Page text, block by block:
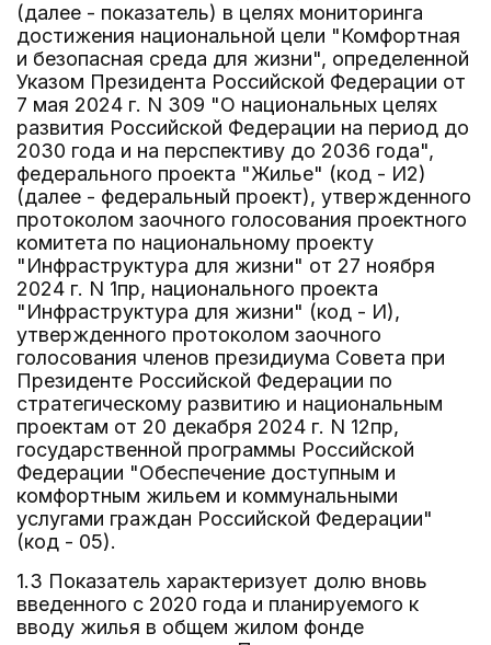
(далее - показатель) в целях мониторинга
достижения национальной цели "Комфортная
и безопасная среда для жизни", определенной
Указом Президента Российской Федерации от
7 мая 2024 г. N 309 "О национальных целях
развития Российской Федерации на период до
2030 года и на перспективу до 2036 года",
федерального проекта "Жилье" (код - И2)
(далее - федеральный проект), утвержденного
протоколом заочного голосования проектного
комитета по национальному проекту
"Инфраструктура для жизни" от 27 ноября
2024 г. N 1пр, национального проекта
"Инфраструктура для жизни" (код - И),
утвержденного протоколом заочного
голосования членов президиума Совета при
Президенте Российской Федерации по
стратегическому развитию и национальным
проектам от 20 декабря 2024 г. N 12пр,
государственной программы Российской
Федерации "Обеспечение доступным и
комфортным жильем и коммунальными
услугами граждан Российской Федерации"
(код - 05).
1.3 Показатель характеризует долю вновь
введенного с 2020 года и планируемого к
вводу жилья в общем жилом фонде